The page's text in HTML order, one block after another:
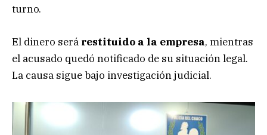
turno.
El dinero será restituido a la empresa, mientras
el acusado quedó notificado de su situación legal.
La causa sigue bajo investigación judicial.